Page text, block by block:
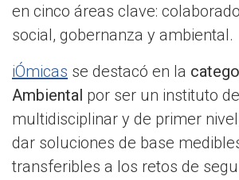
en cinco áreas clave:
social, gobernanza y ambiental.
iÓmicas se destacó en la
Ambiental por ser un instituto
multidisciplinar y de primer
dar soluciones de base
transferibles a los retos de